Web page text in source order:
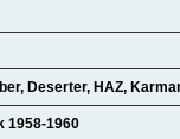
Deserter, HAZ,
1958-1960